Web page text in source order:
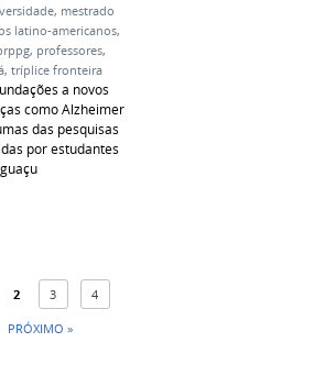
, mestrado
latino-americanos,
, professores,
, tríplice fronteira
a novos
como Alzheimer
das pesquisas
por estudantes
2 3 4
PRÓXIMO »